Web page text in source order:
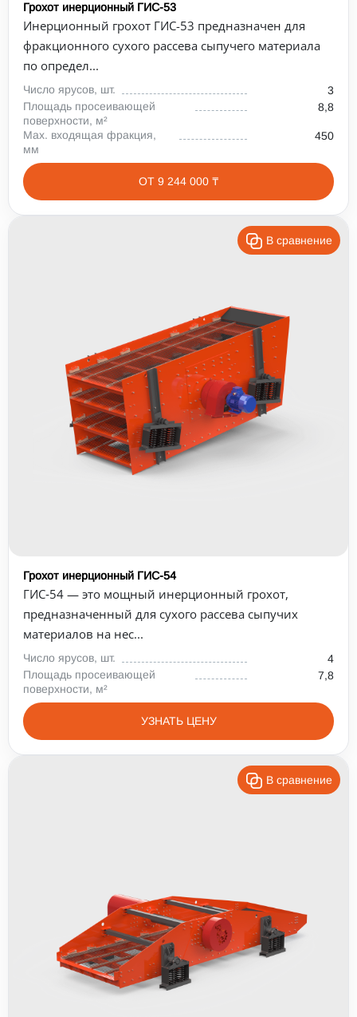
Грохот инерционный ГИС-53
Инерционный грохот ГИС-53 предназначен для
фракционного сухого рассева сыпучего материала
по определ...
Число ярусов, шт.
3
Площадь просеивающей
поверхности, м²
8,8
Max. входящая фракция,
мм
450
ОТ 9 244 000 ₸
В сравнение
Грохот инерционный ГИС-54
ГИС‑54 — это мощный инерционный грохот,
предназначенный для сухого рассева сыпучих
материалов на нес...
Число ярусов, шт.
4
Площадь просеивающей
поверхности, м²
7,8
УЗНАТЬ ЦЕНУ
В сравнение